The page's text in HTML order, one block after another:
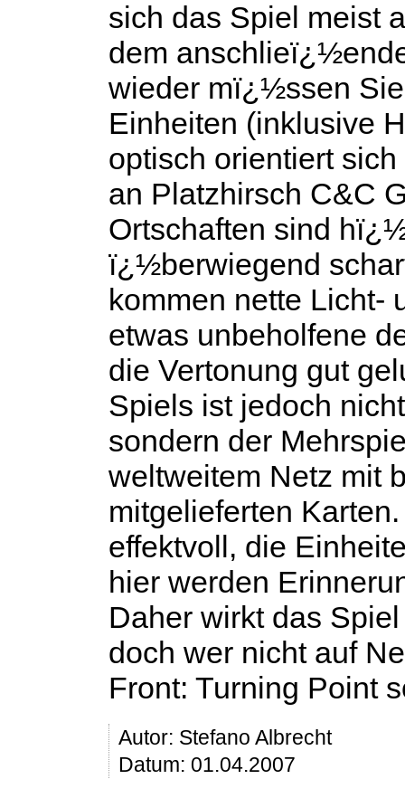
sich das Spiel meist
dem
wieder mï¿½ssen
Einheiten (inklusive
optisch orientiert
an Platzhirsch C&C
Ortschaften sind
ï¿½berwiegend
kommen nette Licht-
etwas unbeholfene
die Vertonung gut
Spiels ist jedoch
sondern der
weltweitem Netz mit
mitgelieferten
effektvoll, die
hier werden
Daher wirkt das
doch wer nicht auf
Front: Turning Point
Autor: Stefano Albrecht
Datum: 01.04.2007